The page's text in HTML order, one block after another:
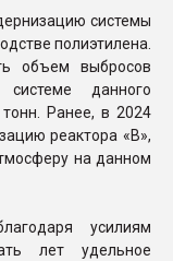
системы
полиэтилена.
объем выбросов
данного
Ранее, в 2024
реактора «В»,
на данном
усилиям
лет удельное